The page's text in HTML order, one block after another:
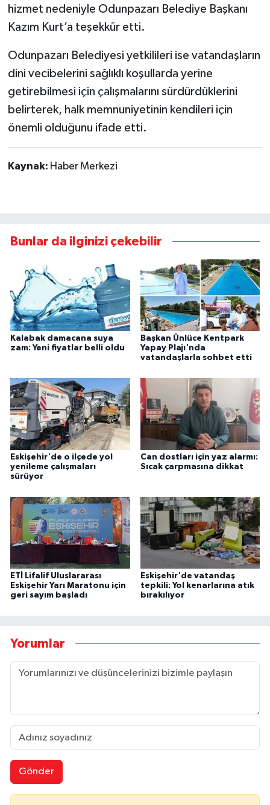
hizmet nedeniyle Odunpazarı Belediye Başkanı
Kazım Kurt’a teşekkür etti.
Odunpazarı Belediyesi yetkilileri ise vatandaşların
dini vecibelerini sağlıklı koşullarda yerine
getirebilmesi için çalışmalarını sürdürdüklerini
belirterek, halk memnuniyetinin kendileri için
önemli olduğunu ifade etti.
Kaynak: Haber Merkezi
Bunlar da ilginizi çekebilir
Kalabak damacana suya
zam: Yeni fiyatlar belli oldu
Başkan Ünlüce Kentpark
Yapay Plajı'nda
vatandaşlarla sohbet etti
Eskişehir'de o ilçede yol
yenileme çalışmaları
sürüyor
Can dostları için yaz alarmı:
Sıcak çarpmasına dikkat
ETİ Lifalif Uluslararası
Eskişehir Yarı Maratonu için
geri sayım başladı
Eskişehir'de vatandaş
tepkili: Yol kenarlarına atık
bırakılıyor
Yorumlar
Gönder